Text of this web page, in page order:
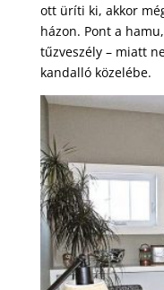
ott üríti ki, akkor
házon. Pont a
tűzveszély – miatt
kandalló közelébe.